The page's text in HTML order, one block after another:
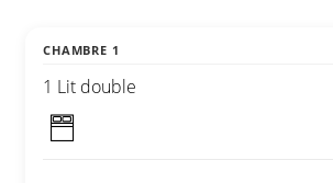
CHAMBRE 1
1 Lit double